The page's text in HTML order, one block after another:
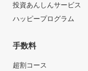
投資あんしんサービス
ハッピープログラム
手数料
超割コース